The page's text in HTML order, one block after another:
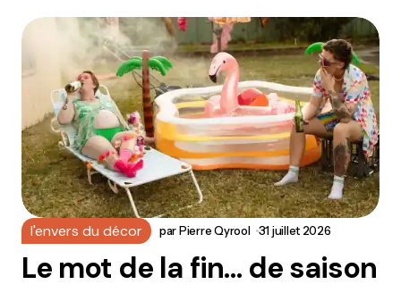
l'envers du décor parPierre Qyrool 31 juillet 2026
Le mot de la fin… de saison